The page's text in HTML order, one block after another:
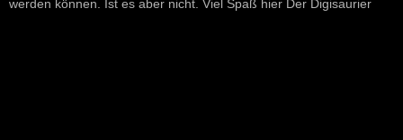
werden können. Ist es aber nicht. Viel Spaß hier Der Digisaurier